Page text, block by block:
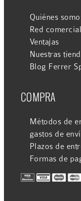
Quiénes
Red comercial
Ventajas
Nuestras
Blog Ferrer
COMPRA
Métodos de
gastos de
Plazos de
Formas de